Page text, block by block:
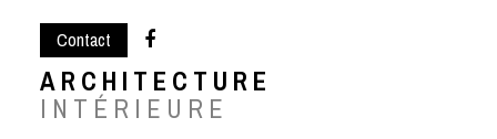
Contact
ARCHITECTURE
INTÉRIEURE